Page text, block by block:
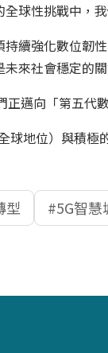
球性挑戰中，
續強化數位韌
來社會穩定的關
邁向「第五代
球地位）與積
型 5G智慧